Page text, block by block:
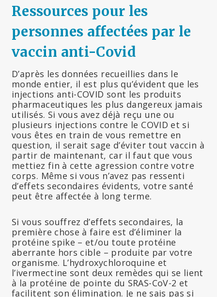
Ressources pour les
personnes affectées par le
vaccin anti-Covid
D’après les données recueillies dans le
monde entier, il est plus qu’évident que les
injections anti-COVID sont les produits
pharmaceutiques les plus dangereux jamais
utilisés. Si vous avez déjà reçu une ou
plusieurs injections contre le COVID et si
vous êtes en train de vous remettre en
question, il serait sage d’éviter tout vaccin à
partir de maintenant, car il faut que vous
mettiez fin à cette agression contre votre
corps. Même si vous n’avez pas ressenti
d’effets secondaires évidents, votre santé
peut être affectée à long terme.
Si vous souffrez d’effets secondaires, la
première chose à faire est d’éliminer la
protéine spike – et/ou toute protéine
aberrante hors cible – produite par votre
organisme. L’hydroxychloroquine et
l’ivermectine sont deux remèdes qui se lient
à la protéine de pointe du SRAS-CoV-2 et
facilitent son élimination. Je ne sais pas si